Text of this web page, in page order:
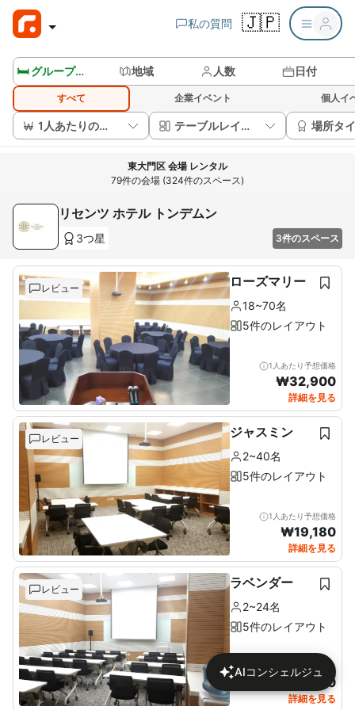
私の質問 🇯🇵
🛏️ グループルームを見る 地域 人数 日付
すべて 企業イベント 個人イ
1人あたりの価格 テーブルレイアウト 場所タ
東大門区 会場 レンタル
79件の会場 (324件のスペース)
リセンツ ホテル トンデムン
3つ星 3件のスペース
レビュー ローズマリー
18~70名
5件のレイアウト
1人あたり予想価格
₩32,900
詳細を見る
レビュー ジャスミン
2~40名
5件のレイアウト
1人あたり予想価格
₩19,180
詳細を見る
レビュー ラベンダー
2~24名
5件のレイアウト
1人あたり予想価格
24,610
詳細を見る
AIコンシェルジュ